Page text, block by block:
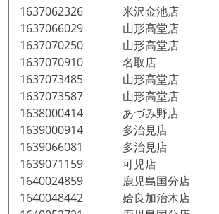
1637062326 米沢金池店
1637066029 山形高堂店
1637070250 山形高堂店
1637070910 名取店
1637073485 山形高堂店
1637073587 山形高堂店
1638000414 あづみ野店
1639000914 多治見店
1639066081 多治見店
1639071159 可児店
1640024859 鹿児島国分店
1640048442 姶良加治木店